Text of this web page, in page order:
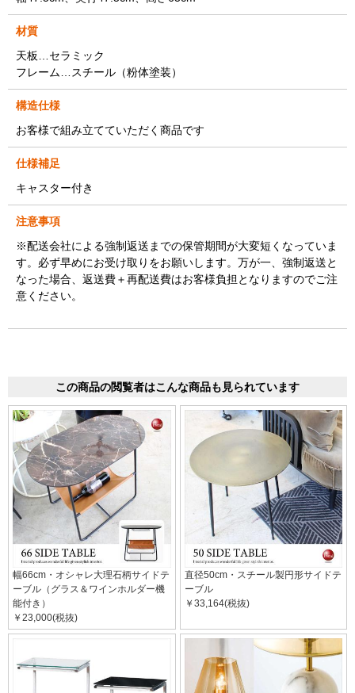
材質
天板…セラミック
フレーム…スチール（粉体塗装）
構造仕様
お客様で組み立てていただく商品です
仕様補足
キャスター付き
注意事項
※配送会社による強制返送までの保管期間が大変短くなっていま
す。必ず早めにお受け取りをお願いします。万が一、強制返送と
なった場合、返送費＋再配送費はお客様負担となりますのでご注
意ください。
この商品の閲覧者はこんな商品も見られています
幅66cm・オシャレ大理石柄サイドテ
ーブル（グラス＆ワインホルダー機
能付き）
￥23,000(税抜)
直径50cm・スチール製円形サイドテ
ーブル
￥33,164(税抜)